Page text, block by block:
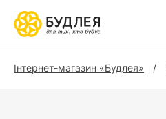
Інтернет-магазин «Будлея»